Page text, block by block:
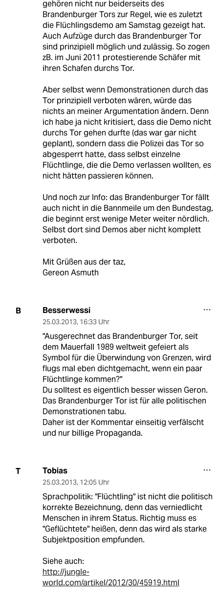
gehören nicht nur beiderseits des
Brandenburger Tors zur Regel, wie es zuletzt
die Flüchlingsdemo am Samstag gezeigt hat.
Auch Aufzüge durch das Brandenburger Tor
sind prinzipiell möglich und zulässig. So zogen
zB. im Juni 2011 protestierende Schäfer mit
ihren Schafen durchs Tor.
Aber selbst wenn Demonstrationen durch das
Tor prinzipiell verboten wären, würde das
nichts an meiner Argumentation ändern. Denn
ich habe ja nicht kritisiert, dass die Demo nicht
durchs Tor gehen durfte (das war gar nicht
geplant), sondern dass die Polizei das Tor so
abgesperrt hatte, dass selbst einzelne
Flüchtlinge, die die Demo verlassen wollten, es
nicht hätten passieren können.
Und noch zur Info: das Brandenburger Tor fällt
auch nicht in die Bannmeile um den Bundestag,
die beginnt erst wenige Meter weiter nördlich.
Selbst dort sind Demos aber nicht komplett
verboten.
Mit Grüßen aus der taz,
Gereon Asmuth
B Besserwessi
25.03.2013, 16:33 Uhr
"Ausgerechnet das Brandenburger Tor, seit
dem Mauerfall 1989 weltweit gefeiert als
Symbol für die Überwindung von Grenzen, wird
flugs mal eben dichtgemacht, wenn ein paar
Flüchtlinge kommen?"
Du solltest es eigentlich besser wissen Geron.
Das Brandenburger Tor ist für alle politischen
Demonstrationen tabu.
Daher ist der Kommentar einseitig verfälscht
und nur billige Propaganda.
T Tobias
25.03.2013, 12:05 Uhr
Sprachpolitik: "Flüchtling" ist nicht die politisch
korrekte Bezeichnung, denn das verniedlicht
Menschen in ihrem Status. Richtig muss es
"Geflüchtete" heißen, denn das wird als starke
Subjektposition empfunden.
Siehe auch:
http://jungle-
world.com/artikel/2012/30/45919.html